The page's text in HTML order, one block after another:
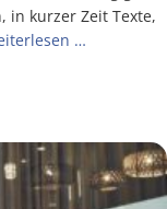
in kur­zer Zeit Tex­te,
…